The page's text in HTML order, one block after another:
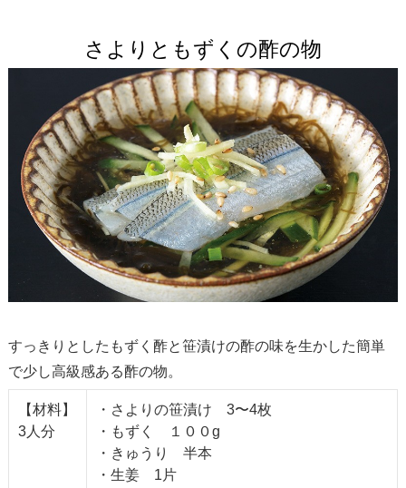
さよりともずくの酢の物
すっきりとしたもずく酢と笹漬けの酢の味を生かした簡単
で少し高級感ある酢の物。
【材料】
3人分
・さよりの笹漬け 3〜4枚
・もずく １００g
・きゅうり 半本
・生姜 1片